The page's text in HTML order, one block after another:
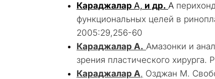
Караджалар А, и др. A
функциональных целей в
2005:29,256-60
Караджалар А. Амазонки и
зрения пластического хирурга.
Караджалар А, Озджан М.